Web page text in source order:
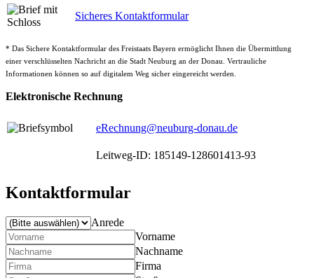
Sicheres Kontaktformular
* Das Sichere Kontaktformular des Freistaats Bayern ermöglicht Ihnen die Übermittlung
einer verschlüsselten Nachricht an die Stadt Neuburg an der Donau. Vertrauliche
Informationen können so auf digitalem Weg sicher eingereicht werden.
Elektronische Rechnung
eRechnung@neuburg-donau.de
Leitweg-ID: 185149-128601413-93
Kontaktformular
Anrede
Vorname
Nachname
Firma